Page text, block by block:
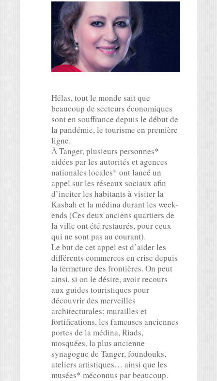
Hélas, tout le monde sait que
beaucoup de secteurs économiques
sont en souffrance depuis le début de
la pandémie, le tourisme en première
ligne.
À Tanger, plusieurs personnes*
aidées par les autorités et agences
nationales locales* ont lancé un
appel sur les réseaux sociaux afin
d’inciter les habitants à visiter la
Kasbah et la médina durant les week-
ends (Ces deux anciens quartiers de
la ville ont été restaurés, pour ceux
qui ne sont pas au courant).
Le but de cet appel est d’aider les
différents commerces en crise depuis
la fermeture des frontières. On peut
ainsi, si on le désire, avoir recours
aux guides touristiques pour
découvrir des merveilles
architecturales: murailles et
fortifications, les fameuses anciennes
portes de la médina, Riads,
mosquées, la plus ancienne
synagogue de Tanger, foundouks,
ateliers artistiques… ainsi que les
musées* méconnus par beaucoup.